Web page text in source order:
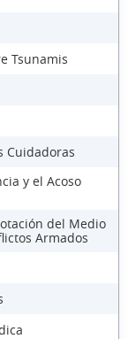
Tsunamis
Cuidadoras
y el Acoso
del Medio
Armados